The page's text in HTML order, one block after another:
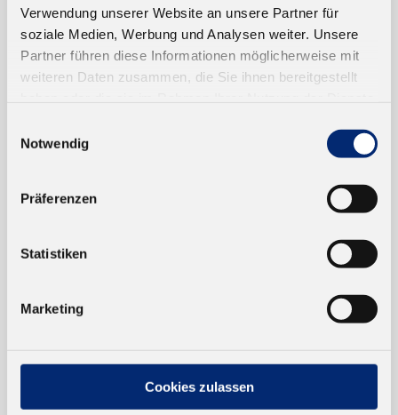
Verwendung unserer Website an unsere Partner für
soziale Medien, Werbung und Analysen weiter. Unsere
Partner führen diese Informationen möglicherweise mit
weiteren Daten zusammen, die Sie ihnen bereitgestellt
Notwendig
Präferenzen
Statistiken
Marketing
Cookies zulassen
EINKAUFEN
NEUKUNDEN
VERSAND UND ZAHLUNG
EINFACH BEZAHLEN
Verkauf nur an Unternehmer,
Gewerbetreibende und öffentliche